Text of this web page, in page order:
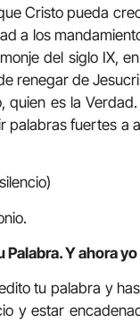
Cristo pueda
a los
del siglo IX,
renegar de
es la
fuertes a
Y ahora
tu palabra y
y estar